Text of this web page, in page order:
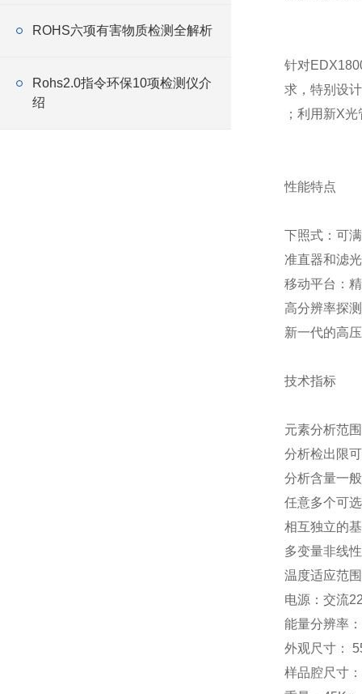
ROHS六项有害物质检测全解析
Rohs2.0指令环保10项检测仪介
绍
针对
求，特别设
；利用新X
性能特点
下照式：可
准直器和滤
移动平台：
高分辨率探
新一代的高
技术指标
元素分析范
分析检出限
分析含量一
任意多个可
相互独立的
多变量非线
温度适应范
电源：交流
能量分辨率
外观尺寸：
样品腔尺寸